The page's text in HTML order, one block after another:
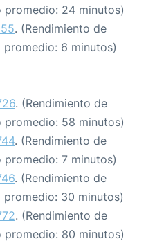
promedio: 24 minutos)
. (Rendimiento de
6 minutos)
. (Rendimiento de
promedio: 58 minutos)
. (Rendimiento de
7 minutos)
. (Rendimiento de
30 minutos)
. (Rendimiento de
promedio: 80 minutos)